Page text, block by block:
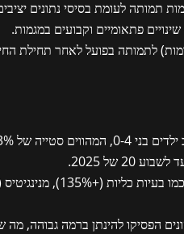
לתמותה בפועל לאחר תחילת
הפסיקו להינתן ברמה גבוהה,